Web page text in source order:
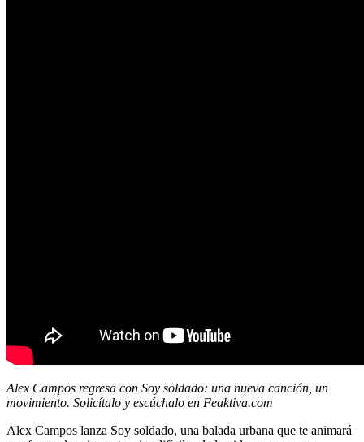
Alex Campos regresa con Soy soldado: una nueva canción, un
movimiento. Solicítalo y escúchalo en Feaktiva.com
Alex Campos lanza Soy soldado, una balada urbana que te animará